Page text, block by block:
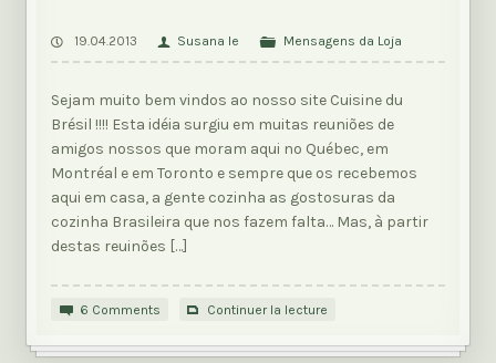
19.04.2013 Susana Ie Mensagens da Loja
Sejam muito bem vindos ao nosso site Cuisine du
Brésil !!!! Esta idéia surgiu em muitas reuniões de
amigos nossos que moram aqui no Québec, em
Montréal e em Toronto e sempre que os recebemos
aqui em casa, a gente cozinha as gostosuras da
cozinha Brasileira que nos fazem falta… Mas, à partir
destas reuinões […]
6 Comments Continuer la lecture